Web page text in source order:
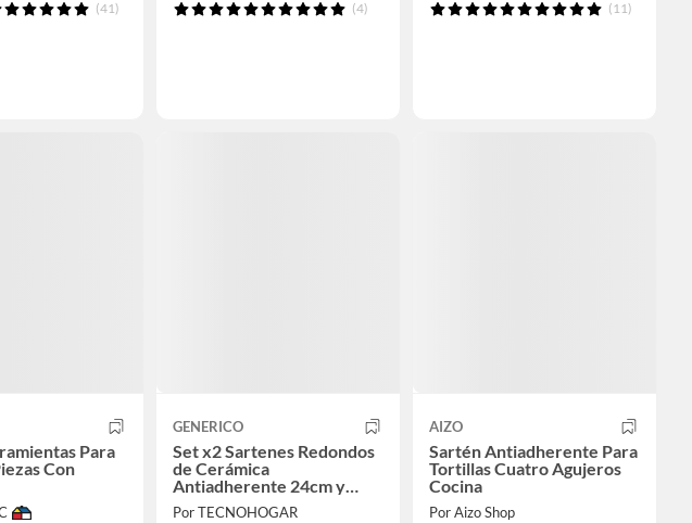
(41) (4) (11)
Para
Con
GENERICO
Set x2 Sartenes Redondos
de Cerámica
Antiadherente 24cm y
26cm
Por TECNOHOGAR
AIZO
Sartén Antiadherente Para
Tortillas Cuatro Agujeros
Cocina
Por Aizo Shop